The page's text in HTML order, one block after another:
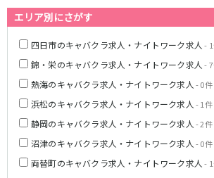
エリア別にさがす
四日市のキャバクラ求人・ナイトワーク求人 -
錦・栄のキャバクラ求人・ナイトワーク求人 -
熱海のキャバクラ求人・ナイトワーク求人 - 0件
浜松のキャバクラ求人・ナイトワーク求人 - 1件
静岡のキャバクラ求人・ナイトワーク求人 - 2件
沼津のキャバクラ求人・ナイトワーク求人 - 0件
両替町のキャバクラ求人・ナイトワーク求人 -
名鉄常滑線
柴田駅
名鉄三河線
豊田市駅 刈谷駅
内部線
あすなろう四日市駅